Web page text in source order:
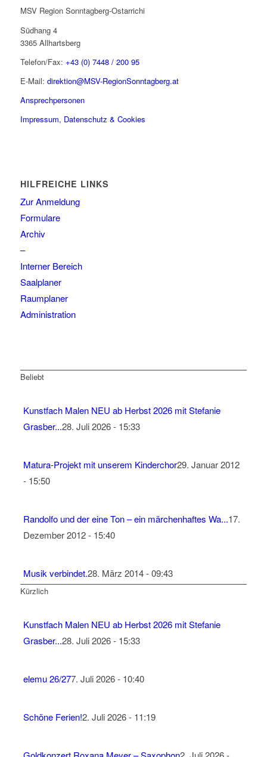
MSV Region Sonntagberg-Ostarrichi
Südhang 4
3365 Allhartsberg
Telefon/Fax: +43 (0) 7448 / 200 95
E-Mail: direktion@MSV-RegionSonntagberg.at
Ansprechpersonen
Impressum, Datenschutz & Cookies
HILFREICHE LINKS
Zur Anmeldung
Formulare
Archiv
–
Interner Bereich
Saalplaner
Raumplaner
Administration
Beliebt
Kunstfach Malen NEU ab Herbst 2026 mit Stefanie
Grasber...28. Juli 2026 - 15:33
Matura-Projekt mit unserem Kinderchor29. Januar 2012
- 15:50
Randolfo und der eine Ton – ein märchenhaftes Wa...17.
Dezember 2012 - 15:40
Musik verbindet.28. März 2014 - 09:43
Kürzlich
Kunstfach Malen NEU ab Herbst 2026 mit Stefanie
Grasber...28. Juli 2026 - 15:33
elemu 26/277. Juli 2026 - 10:40
Schöne Ferien!2. Juli 2026 - 11:19